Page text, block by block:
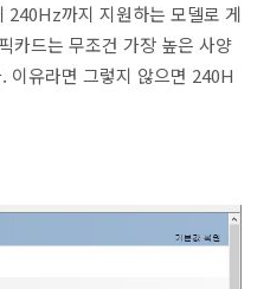
까지 지원하는 모델로 게
카드는 무조건 가장 높은 사양
이유라면 그렇지 않으면 240H